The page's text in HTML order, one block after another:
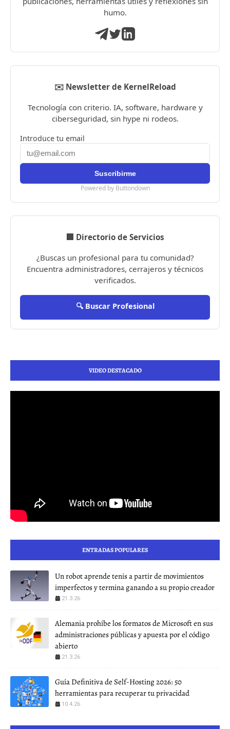
humo.
✉️ Newsletter de KernelReload
Tecnología con criterio. IA, software, hardware y
ciberseguridad, sin hype ni rodeos.
Introduce tu email
Powered by Buttondown
🏢 Directorio de Servicios
¿Buscas un profesional para tu comunidad?
Encuentra administradores, cerrajeros y técnicos
verificados.
🔍 Buscar Profesional
VIDEO DESTACADO
ENTRADAS POPULARES
Un robot aprende tenis a partir de movimientos
imperfectos y termina ganando a su propio creador
21.3.26
Alemania prohíbe los formatos de Microsoft en sus
administraciones públicas y apuesta por el código
abierto
21.3.26
Guía Definitiva de Self-Hosting 2026: 50
herramientas para recuperar tu privacidad
10.4.26